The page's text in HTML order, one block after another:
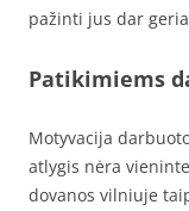
pažinti jus dar
Patikimiems
Motyvacija
atlygis nėra
dovanos vilniuje